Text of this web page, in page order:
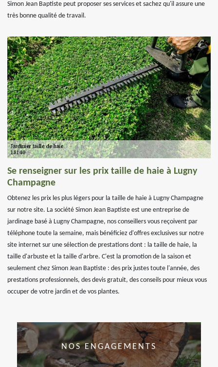
Simon Jean Baptiste peut proposer ses services et sachez qu'il assure une
très bonne qualité de travail.
Se renseigner sur les prix taille de haie à Lugny
Champagne
Obtenez les prix les plus légers pour la taille de haie à Lugny Champagne
sur notre site. La société Simon Jean Baptiste est une entreprise de
jardinage basé à Lugny Champagne, nos conseillers vous reçoivent par
téléphone toute la semaine, mais bénéficiez d'offres exclusives sur notre
site internet sur une sélection de prestations dont : la taille de haie, la
taille d'arbuste et la taille d'arbre. C'est la promotion de la saison et
seulement chez Simon Jean Baptiste : des prix justes toute l'année, des
prestations professionnels, des devis gratuit, des conseils pour mieux vous
occuper de votre jardin et de vos plantes.
NOS ENGAGEMENTS